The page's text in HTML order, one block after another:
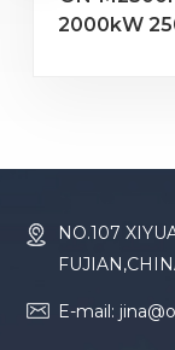
2000kW
NO.107
E-mail: